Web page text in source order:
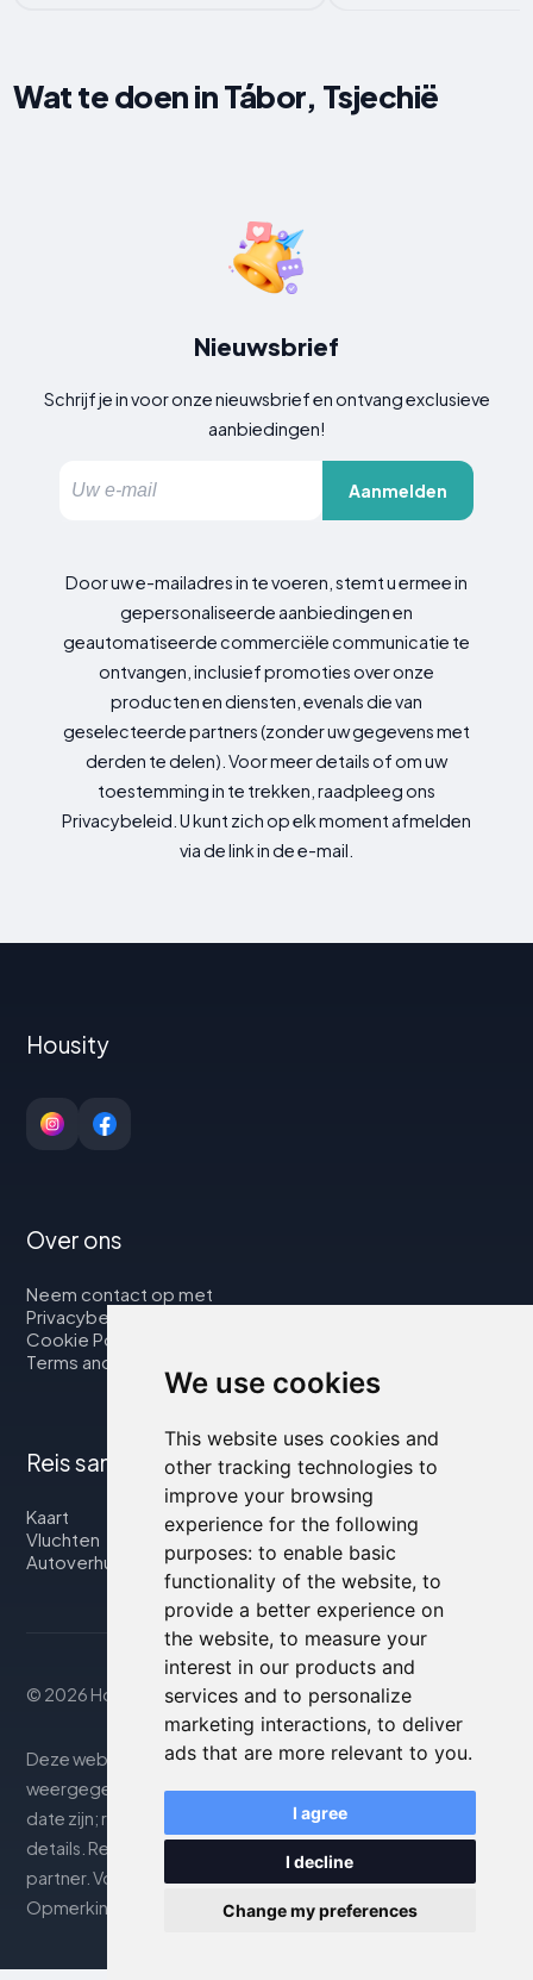
We use cookies
This website uses cookies and
other tracking technologies to
improve your browsing
experience for the following
purposes: to enable basic
functionality of the website, to
provide a better experience on
the website, to measure your
interest in our products and
services and to personalize
marketing interactions, to deliver
ads that are more relevant to you.
I agree
I decline
Change my preferences
Wat te doen in Tábor, Tsjechië
Nieuwsbrief
Schrijf je in voor onze nieuwsbrief en ontvang exclusieve
aanbiedingen!
Aanmelden
Door uw e-mailadres in te voeren, stemt u ermee in
gepersonaliseerde aanbiedingen en
geautomatiseerde commerciële communicatie te
ontvangen, inclusief promoties over onze
producten en diensten, evenals die van
geselecteerde partners (zonder uw gegevens met
derden te delen). Voor meer details of om uw
toestemming in te trekken, raadpleeg ons
Privacybeleid. U kunt zich op elk moment afmelden
via de link in de e-mail.
Housity
Over ons
Neem contact op met
Privacybeleid
Cookie Policy
Terms and Conditions
Reis samen met ons
Kaart
Vluchten
Autoverhuur
© 2026 Housity.net
Deze website biedt informatie uitsluitend ter. De
weergegeven informatie kan onnauwkeurig of niet up-to-
date zijn; raadpleeg de officiële website voor nauwkeurige
details. Reserveringen worden afgehandeld door onze
partner. Voor meer details, zie de sectie Juridische
Opmerkingen